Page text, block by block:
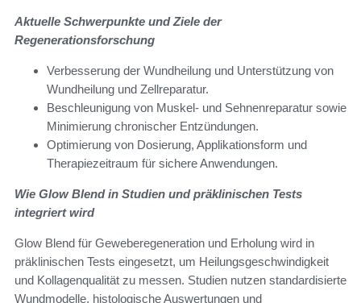
Aktuelle Schwerpunkte und Ziele der
Regenerationsforschung
Verbesserung der Wundheilung und Unterstützung von
Wundheilung und Zellreparatur.
Beschleunigung von Muskel- und Sehnenreparatur sowie
Minimierung chronischer Entzündungen.
Optimierung von Dosierung, Applikationsform und
Therapiezeitraum für sichere Anwendungen.
Wie Glow Blend in Studien und präklinischen Tests
integriert wird
Glow Blend für Geweberegeneration und Erholung wird in
präklinischen Tests eingesetzt, um Heilungsgeschwindigkeit
und Kollagenqualität zu messen. Studien nutzen standardisierte
Wundmodelle, histologische Auswertungen und